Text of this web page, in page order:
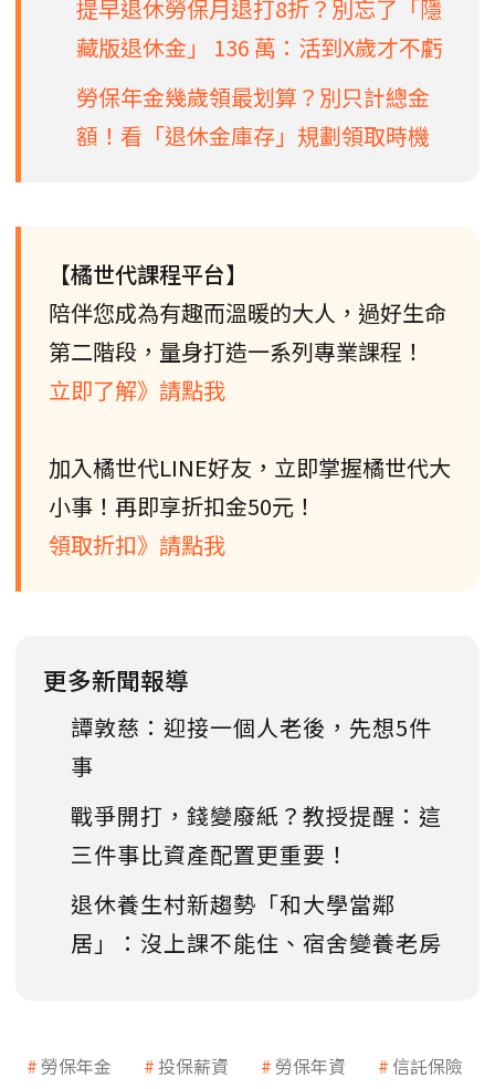
提早退休勞保月退打8折？別忘了「隱
藏版退休金」 136 萬：活到X歲才不虧
勞保年金幾歲領最划算？別只計總金
額！看「退休金庫存」規劃領取時機
【橘世代課程平台】
陪伴您成為有趣而溫暖的大人，過好生命
第二階段，量身打造一系列專業課程！
立即了解》請點我
加入橘世代LINE好友，立即掌握橘世代大
小事！再即享折扣金50元！
領取折扣》請點我
更多新聞報導
譚敦慈：迎接一個人老後，先想5件
事
戰爭開打，錢變廢紙？教授提醒：這
三件事比資產配置更重要！
退休養生村新趨勢「和大學當鄰
居」：沒上課不能住、宿舍變養老房
勞保年金 投保薪資 勞保年資
信託保險